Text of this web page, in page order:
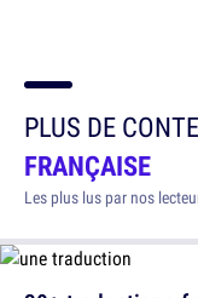
PLUS DE
FRANÇAISE
Les plus lus par nos